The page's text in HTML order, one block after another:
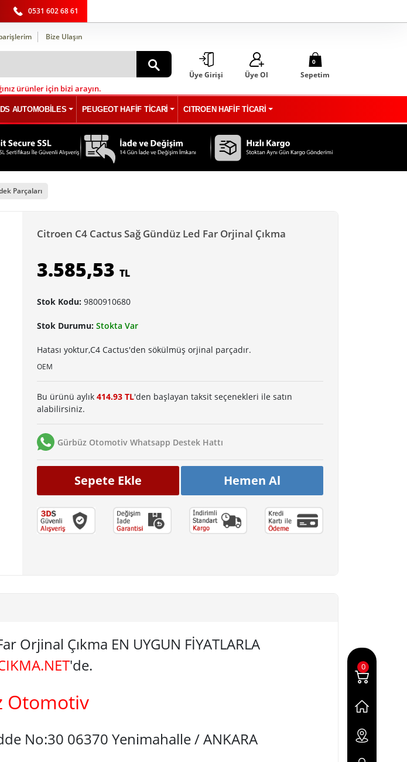
0531 602 68 61
Bize Ulaşın
ürünler için bizi arayın.
Üye Girişi Üye Ol
0
Sepetim
DS AUTOMOBİLES PEUGEOT HAFİF TİCARİ CITROEN HAFİF TİCARİ
Parçaları
Citroen C4 Cactus Sağ Gündüz Led Far Orjinal Çıkma
3.585,53 TL
Stok Kodu: 9800910680
Stok Durumu: Stokta Var
Hatası yoktur,C4 Cactus'den sökülmüş orjinal parçadır.
OEM
Bu ürünü aylık 414.93 TL'den başlayan taksit seçenekleri ile satın
alabilirsiniz.
Gürbüz Otomotiv Whatsapp Destek Hattı
Sepete Ekle Hemen Al
Orjinal Çıkma EN UYGUN FİYATLARLA
'de.
Otomotiv
No:30 06370 Yenimahalle / ANKARA
0